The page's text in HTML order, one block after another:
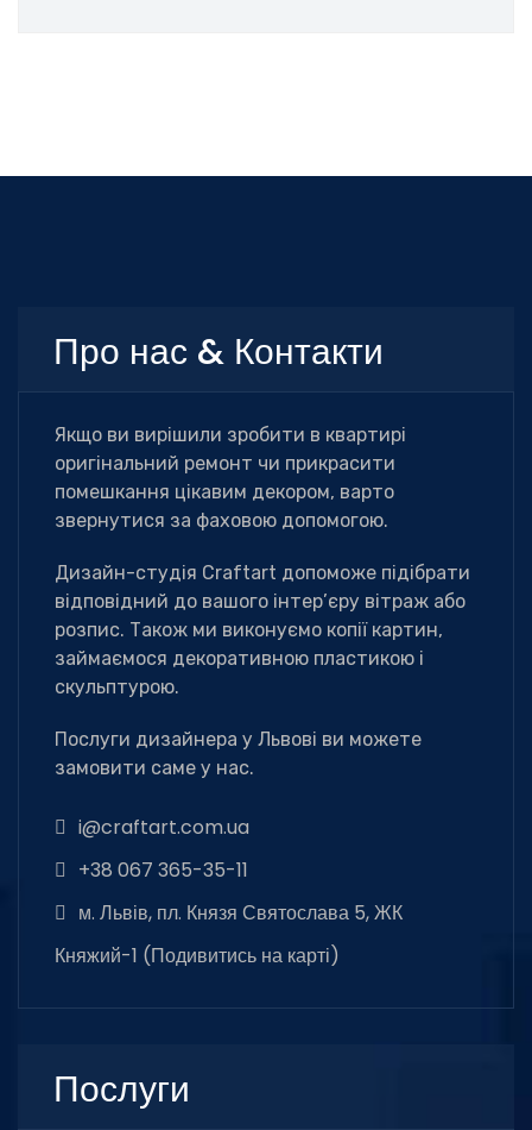
Про нас & Контакти
Якщо ви вирішили зробити в квартирі
оригінальний ремонт чи прикрасити
помешкання цікавим декором, варто
звернутися за фаховою допомогою.
Дизайн-студія Сraftart допоможе підібрати
відповідний до вашого інтер’єру вітраж або
розпис. Також ми виконуємо копії картин,
займаємося декоративною пластикою і
скульптурою.
Послуги дизайнера у Львові ви можете
замовити саме у нас.
i@craftart.com.ua
+38 067 365-35-11
м. Львів, пл. Князя Святослава 5, ЖК
Княжий-1 (Подивитись на карті)
Послуги